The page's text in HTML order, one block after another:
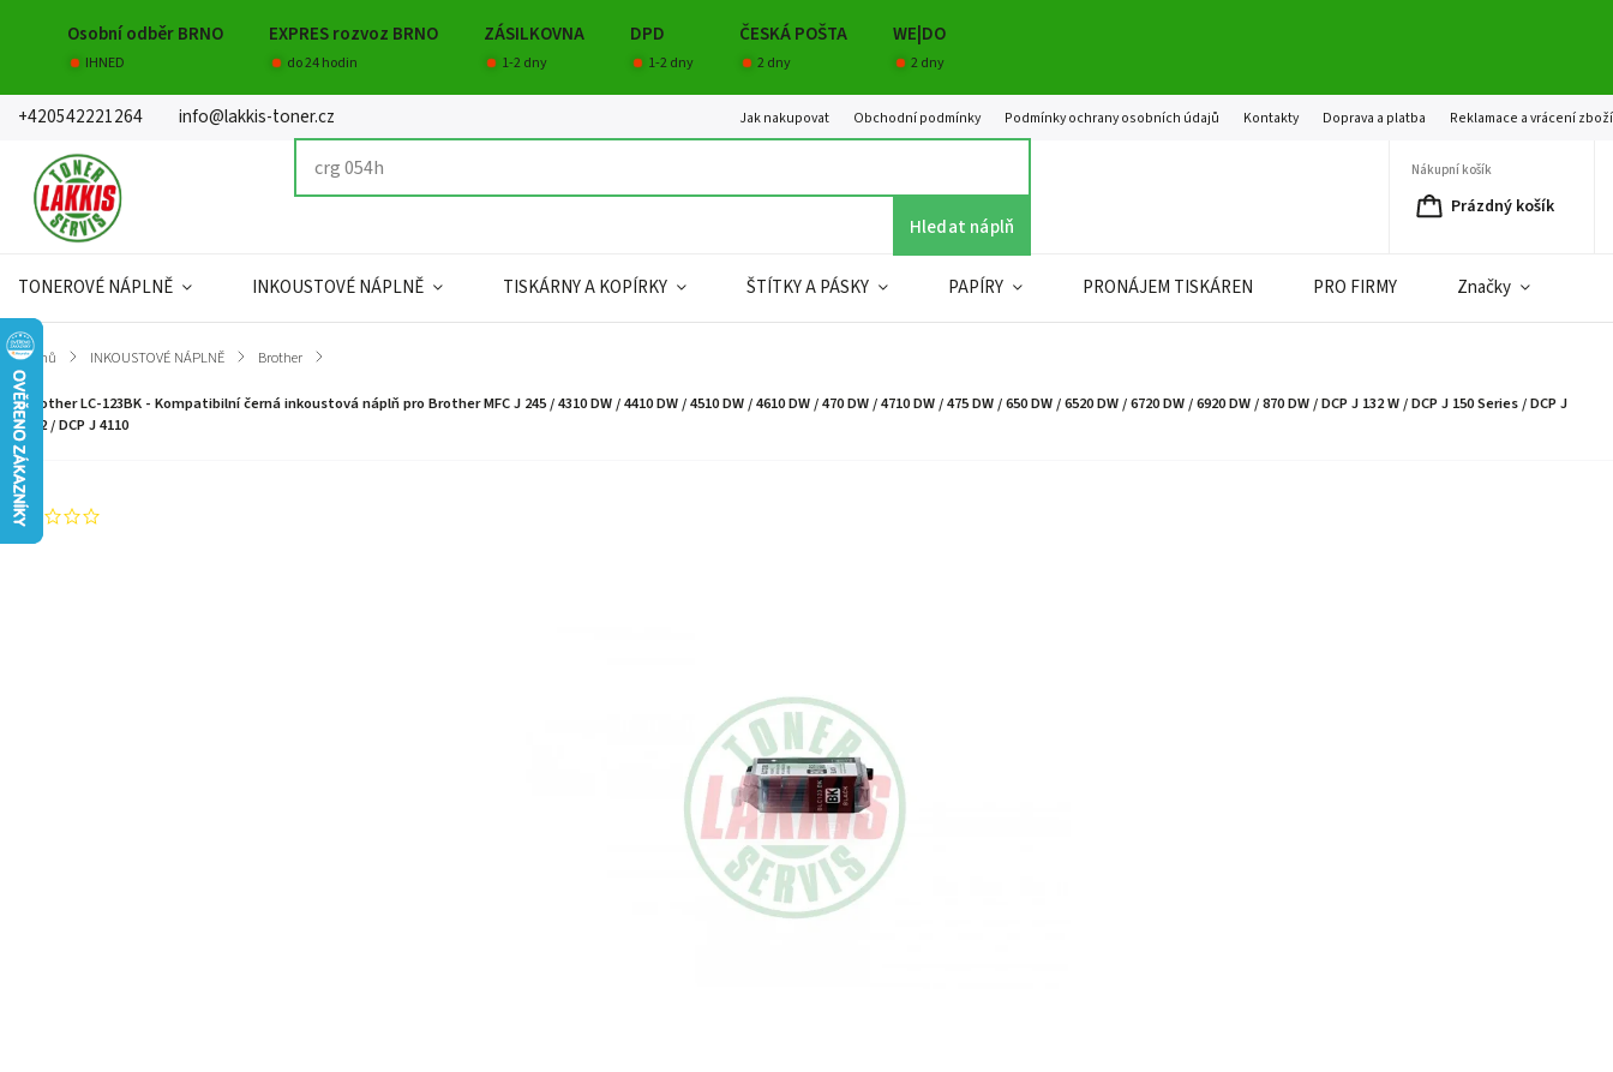
Osobní odběr BRNO EXPRES rozvoz BRNO ZÁSILKOVNA DPD ČESKÁ POŠTA WE|DO
IHNED do 24 hodin 1-2 dny 1-2 dny 2 dny 2 dny
+420542221264 info@lakkis-toner.cz Jak nakupovat Obchodní podmínky Podmínky ochrany osobních údajů Kontakty Doprava a platba Reklamace a vrácení zboží
Hledat náplň
Nákupní košík
Prázdný košík
TONEROVÉ NÁPLNĚ INKOUSTOVÉ NÁPLNĚ TISKÁRNY A KOPÍRKY ŠTÍTKY A PÁSKY PAPÍRY PRONÁJEM TISKÁREN PRO FIRMY Značky
Domů / INKOUSTOVÉ NÁPLNĚ / Brother /
Brother LC-123BK - Kompatibilní černá inkoustová náplň pro Brother MFC J 245 / 4310 DW / 4410 DW / 4510 DW / 4610 DW / 470 DW / 4710 DW / 475 DW / 650 DW / 6520 DW / 6720 DW / 6920 DW / 870 DW / DCP J 132 W / DCP J 150 Series / DCP J
152 / DCP J 4110